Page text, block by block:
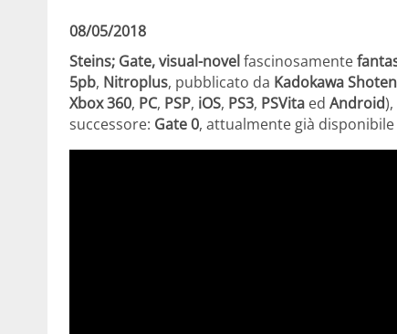
08/05/2018
Steins; Gate, visual-novel fascinosamente
5pb, Nitroplus, pubblicato da Kadokawa
Xbox 360, PC, PSP, iOS, PS3, PSVita ed Android
successore: Gate 0, attualmente già disponibile